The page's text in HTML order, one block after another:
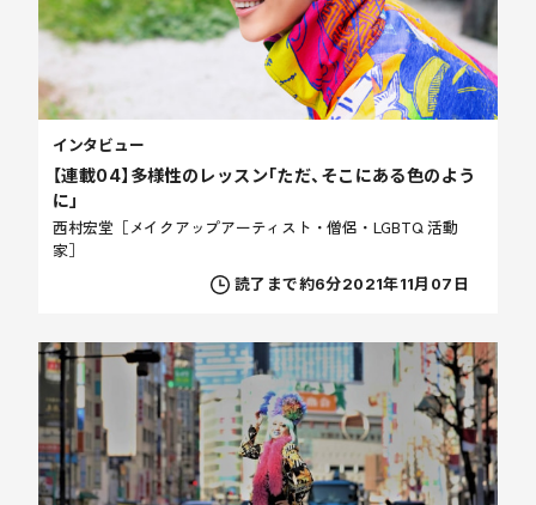
【連載04】多様性のレッスン「ただ、そこにある色のよう
に」
西村宏堂［メイクアップアーティスト・僧侶・LGBTQ 活動
家］
インタビュー
読了まで約6分2021年11月07日